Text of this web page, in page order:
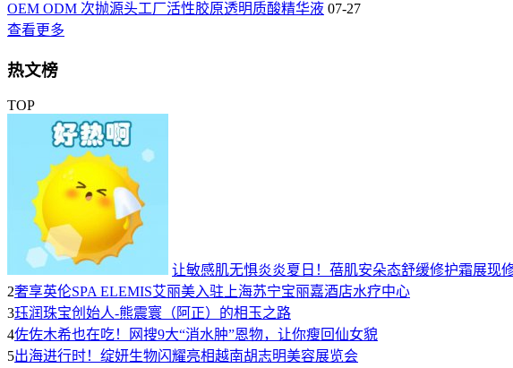
OEM ODM 次抛源头工厂活性胶原透明质酸精华液 07-27
查看更多
热文榜
TOP
让敏感肌无惧炎炎夏日！蓓肌安朵态舒缓修护霜展现
2奢享英伦SPA ELEMIS艾丽美入驻上海苏宁宝丽嘉酒店水疗中心
3珏润珠宝创始人-熊震寰（阿正）的相玉之路
4佐佐木希也在吃！网搜9大“消水肿”恩物，让你瘦回仙女貌
5出海进行时！绽妍生物闪耀亮相越南胡志明美容展览会